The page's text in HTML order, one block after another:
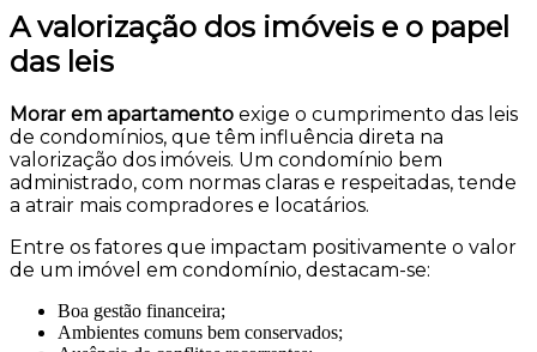
A valorização dos imóveis e o papel
das leis
Morar em apartamento exige o cumprimento das leis
de condomínios, que têm influência direta na
valorização dos imóveis. Um condomínio bem
administrado, com normas claras e respeitadas, tende
a atrair mais compradores e locatários.
Entre os fatores que impactam positivamente o valor
de um imóvel em condomínio, destacam-se:
Boa gestão financeira;
Ambientes comuns bem conservados;